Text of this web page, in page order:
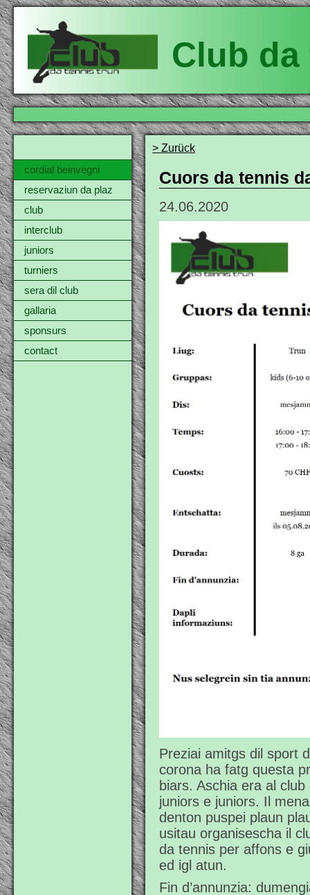
Club
cordial beinvegni
reservaziun da plaz
club
interclub
juniors
turniers
sera dil club
gallaria
sponsurs
contact
> Zurück
Cuors da tennis
24.06.2020
Preziai amitgs dil sport
corona ha fatg questa
biars. Aschia era al
juniors e juniors. Il
denton puspei plaun
usitau organisescha il
da tennis per affons e
ed igl atun.
Fin d’annunzia: